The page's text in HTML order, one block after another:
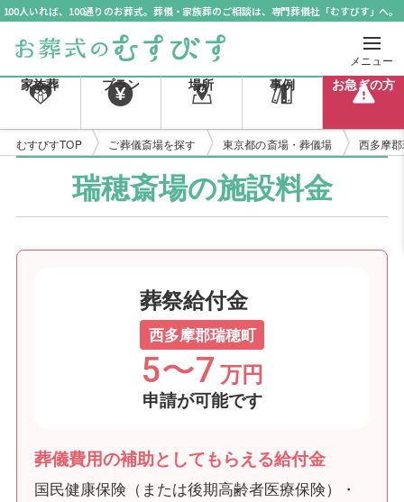
100人いれば、100通りのお葬式。葬儀・家族葬のご相談は、専門葬儀社「むすびす」へ。
メニュー
家族葬 プラン 場所 事例 お急ぎの方
むすびすTOP ご葬儀斎場を探す 東京都の斎場・葬儀場 西多摩
瑞穂斎場の施設料金
葬祭給付金
西多摩郡瑞穂町
5〜7 万円
申請が可能です
葬儀費用の補助としてもらえる給付金
国民健康保険（または後期高齢者医療保険）・